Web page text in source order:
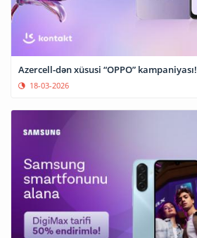
Azercell-dən xüsusi “OPPO” kampaniyası!
18-03-2026